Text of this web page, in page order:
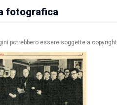
fotografica
potrebbero essere soggette a copyright